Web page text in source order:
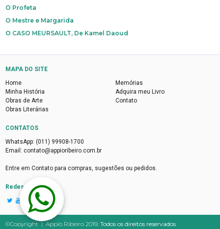
O Profeta
O Mestre e Margarida
O CASO MEURSAULT, De Kamel Daoud
MAPA DO SITE
Home
Minha História
Obras de Arte
Obras Literárias
Memórias
Adquira meu Livro
Contato
CONTATOS
WhatsApp: (011) 99908-1700
Email: contato@appioribeiro.com.br
Entre em Contato para compras, sugestões ou pedidos.
Redes Sociais
©Copyright | Appio Ribeiro 2019. Todos os direitos reservados
